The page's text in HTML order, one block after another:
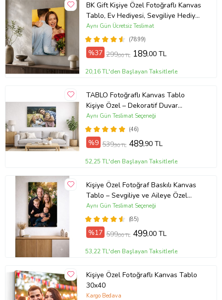
BK Gift Kişiye Özel Fotoğraflı Kanvas
Tablo, Ev Hediyesi, Sevgiliye Hediye,
Arkadaşa Hediye
(7899)
Aynı Gün Ücretsiz Teslimat
%37 299,00 TL 189,00 TL
20,16 TL'den Başlayan Taksitlerle
TABLO Fotoğraflı Kanvas Tablo
Kişiye Özel – Dekoratif Duvar
Tablosu (ÇokluRenk)
(46)
Aynı Gün Teslimat Seçeneği
%9 539,90 TL 489,90 TL
52,25 TL'den Başlayan Taksitlerle
Kişiye Özel Fotoğraf Baskılı Kanvas
Tablo – Sevgiliye ve Aileye Özel
Hediye (ÇokluRenk)
(85)
Aynı Gün Teslimat Seçeneği
%17 599,00 TL 499,00 TL
53,22 TL'den Başlayan Taksitlerle
Kişiye Özel Fotoğraflı Kanvas Tablo
30x40
Kargo Bedava